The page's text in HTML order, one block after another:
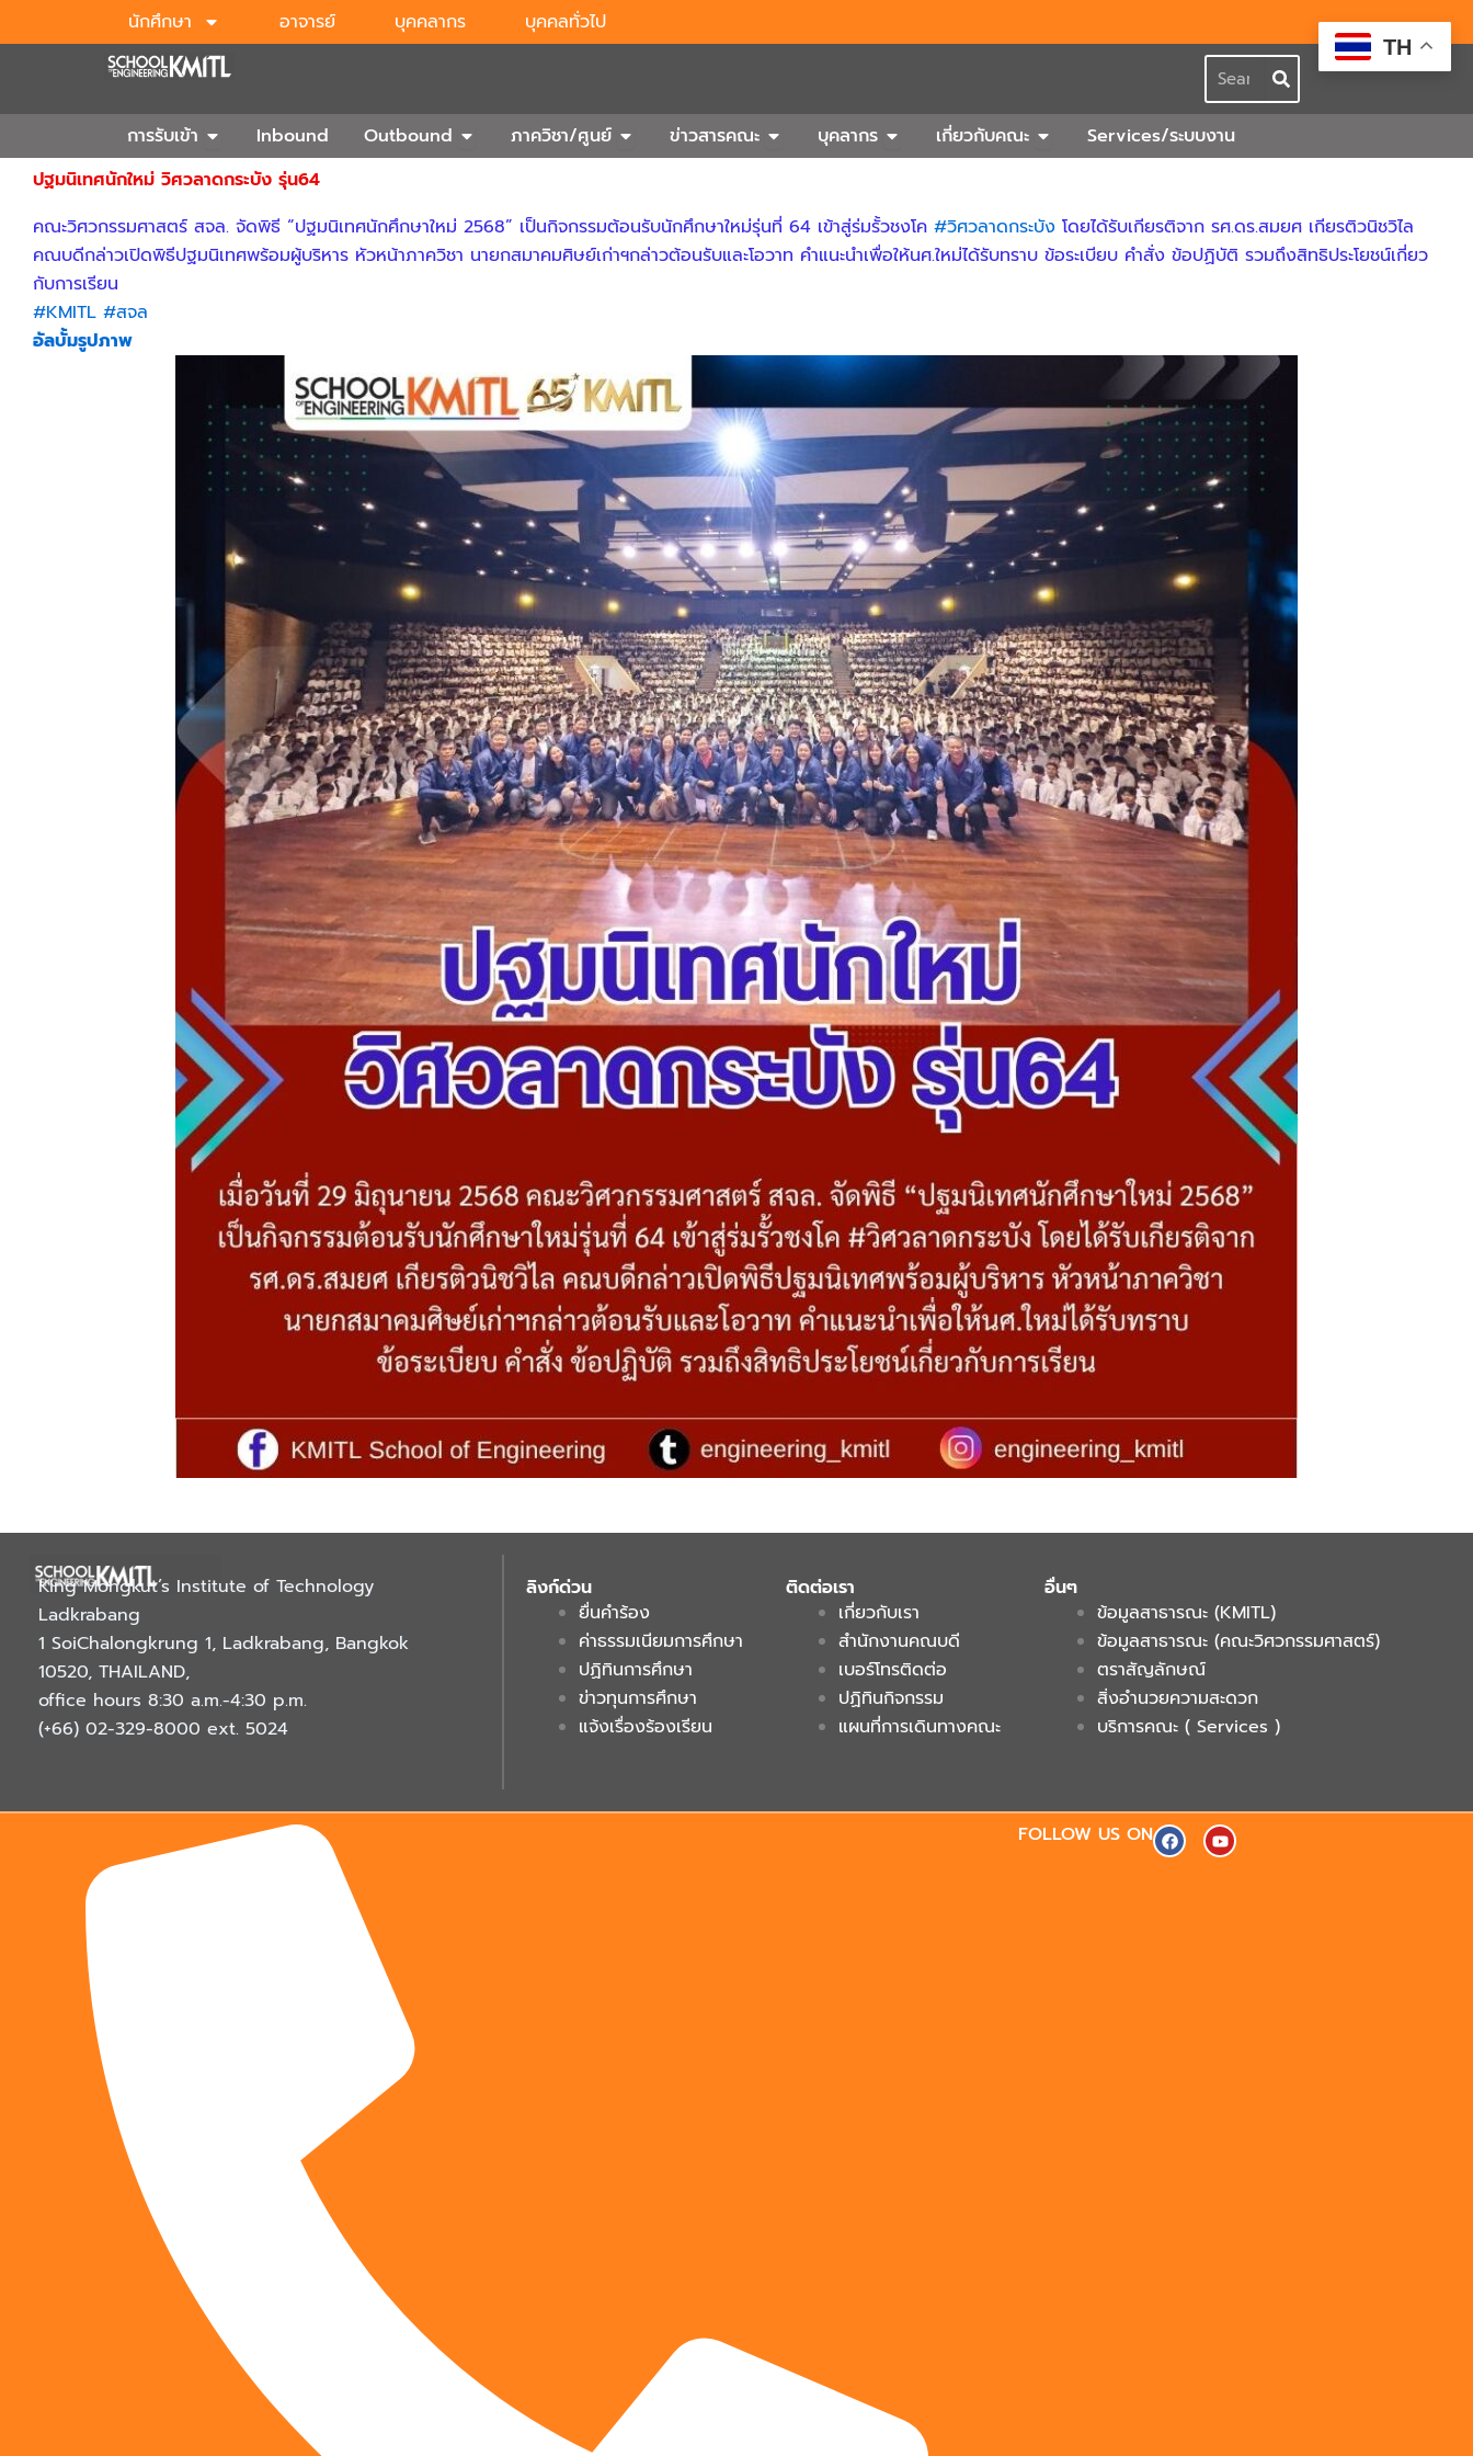
to
นักศึกษา อาจารย์ บุคคลากร บุคคลทั่วไป
Search
การรับเข้า Open การรับเข้า
Inbound Outbound Open Outbound
ภาควิชา/ศูนย์ Open ภาควิชา/ศูนย์
ข่าวสารคณะ Open ข่าวสารคณะ
บุคลากร Open บุคลากร
เกี่ยวกับคณะ Open เกี่ยวกับคณะ
Services/ระบบงาน
ปฐมนิเทศนักใหม่ วิศวลาดกระบัง รุ่น64
คณะวิศวกรรมศาสตร์ สจล. จัดพิธี “ปฐมนิเทศนักศึกษาใหม่ 2568” เป็นกิจกรรมต้อนรับนักศึกษาใหม่รุ่นที่ 64 เข้าสู่ร่มรั้วชงโค #วิศวลาดกระบัง โดยได้รับเกียรติจาก รศ.ดร.สมยศ เกียรติวนิชวิไล
คณบดีกล่าวเปิดพิธีปฐมนิเทศพร้อมผู้บริหาร หัวหน้าภาควิชา นายกสมาคมศิษย์เก่าฯกล่าวต้อนรับและโอวาท คำแนะนำเพื่อให้นศ.ใหม่ได้รับทราบ ข้อระเบียบ คำสั่ง ข้อปฏิบัติ รวมถึงสิทธิประโยชน์เกี่ยว
กับการเรียน
#KMITL #สจล
อัลบั้มรูปภาพ
King Mongkut’s Institute of Technology
Ladkrabang
1 SoiChalongkrung 1, Ladkrabang, Bangkok
10520, THAILAND,
office hours 8:30 a.m.-4:30 p.m.
(+66) 02-329-8000 ext. 5024
ลิงก์ด่วน
ยื่นคำร้อง
ค่าธรรมเนียมการศึกษา
ปฏิทินการศึกษา
ข่าวทุนการศึกษา
แจ้งเรื่องร้องเรียน
ติดต่อเรา
เกี่ยวกับเรา
สำนักงานคณบดี
เบอร์โทรติดต่อ
ปฏิทินกิจกรรม
แผนที่การเดินทางคณะ
อื่นๆ
ข้อมูลสาธารณะ (KMITL)
ข้อมูลสาธารณะ (คณะวิศวกรรมศาสตร์)
ตราสัญลักษณ์
สิ่งอำนวยความสะดวก
บริการคณะ ( Services )
FOLLOW US ON F
a
c
Y
o
u
TH